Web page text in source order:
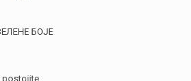
БОЈЕ
postojite